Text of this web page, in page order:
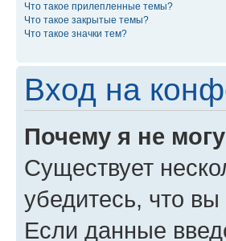
Что такое прилепленные темы?
Что такое закрытые темы?
Что такое значки тем?
Вход на
Почему я не
Существует
убедитесь, что
Если данные